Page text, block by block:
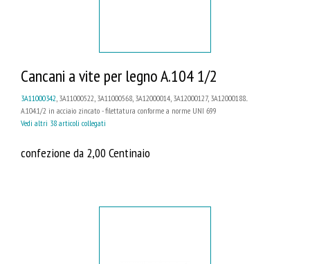
Cancani a vite per legno A.104 1/2
3A11000342, 3A11000522, 3A11000568, 3A12000014, 3A12000127, 3A12000188...
A.104.1/2 in acciaio zincato - filettatura conforme a norme UNI 699
Vedi altri 38 articoli collegati
confezione da 2,00 Centinaio